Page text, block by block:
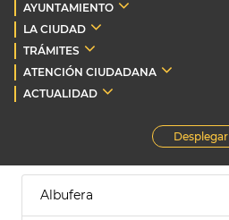
AYUNTAMIENTO
LA CIUDAD
TRÁMITES
ATENCIÓN CIUDADANA
ACTUALIDAD
Desplegar
Albufera